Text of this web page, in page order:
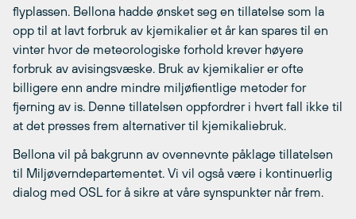
flyplassen. Bellona hadde ønsket seg en tillatelse som la
opp til at lavt forbruk av kjemikalier et år kan spares til en
vinter hvor de meteorologiske forhold krever høyere
forbruk av avisingsvæske. Bruk av kjemikalier er ofte
billigere enn andre mindre miljøfientlige metoder for
fjerning av is. Denne tillatelsen oppfordrer i hvert fall ikke til
at det presses frem alternativer til kjemikaliebruk.
Bellona vil på bakgrunn av ovennevnte påklage tillatelsen
til Miljøverndepartementet. Vi vil også være i kontinuerlig
dialog med OSL for å sikre at våre synspunkter når frem.